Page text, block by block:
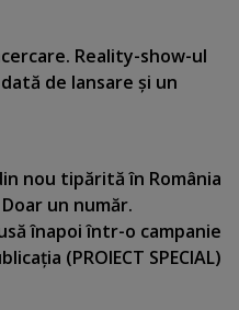
Reality-show-ul
de lansare şi un
nou tipărită în România
un număr.
înapoi într-o campanie
(PROIECT SPECIAL)